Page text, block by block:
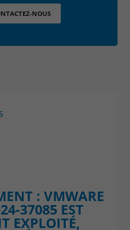
NOUS
: VMWARE
37085 EST
EXPLOITÉ,